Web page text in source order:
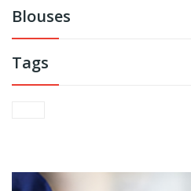
Blouses
Tags